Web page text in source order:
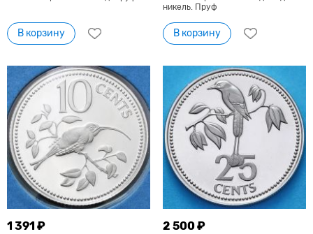
В корзину
никель. Пруф
В корзину
1 391 ₽ 2 500 ₽